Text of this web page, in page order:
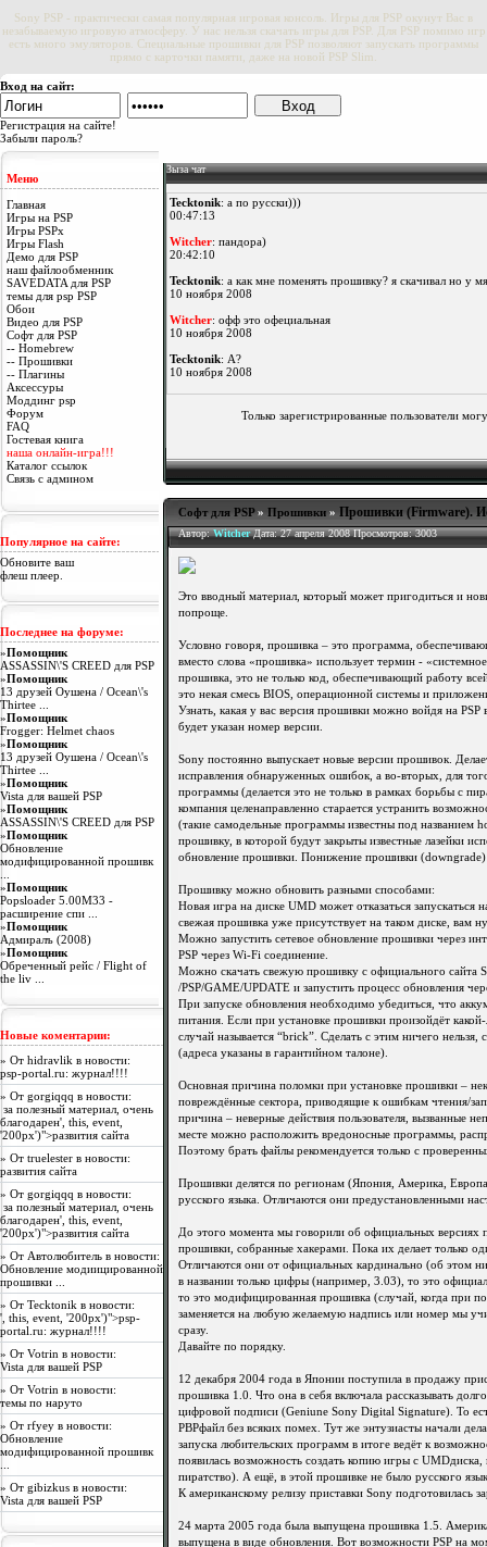
Sony PSP - практически самая популярная игровая консоль. Игры для PSP окунут Вас в
незабываемую игровую атмосферу. У нас нельзя скачать игры для PSP. Для PSP помимо игр
есть много эмуляторов. Специальные прошивки для PSP позволяют запускать программы
прямо с карточки памяти, даже на новой PSP Slim.
Вход на сайт:
Регистрация на сайте!
Забыли пароль?
Меню
Главная
Игры на PSP
Игры PSPx
Игры Flash
Демо для PSP
наш файлообменник
SAVEDATA для PSP
темы для psp PSP
Обои
Видео для PSP
Софт для PSP
-- Homebrew
-- Прошивки
-- Плагины
Аксессуры
Моддинг psp
Форум
FAQ
Гостевая книга
наша онлайн-игра!!!
Каталог ссылок
Связь с админом
Популярное на сайте:
Обновите ваш
флеш плеер.
Последнее на форуме:
»Помощник
ASSASSIN\'S CREED для PSP
»Помощник
13 друзей Оушена / Ocean\'s
Thirtee ...
»Помощник
Frogger: Helmet chaos
»Помощник
13 друзей Оушена / Ocean\'s
Thirtee ...
»Помощник
Vista для вашей PSP
»Помощник
ASSASSIN\'S CREED для PSP
»Помощник
Обновление
модифицированной прошивк
»Помощник
Popsloader 5.00M33 -
расширение спи ...
»Помощник
Адмиралъ (2008)
»Помощник
Обреченный рейс / Flight of
the liv ...
Новые коментарии:
» От hidravlik в новости:
psp-portal.ru: журнал!!!!
» От gorgiqqq в новости:
за полезный материал, очень
благодарен', this, event,
'200px')">развития сайта
» От truelester в новости:
развития сайта
» От gorgiqqq в новости:
за полезный материал, очень
благодарен', this, event,
'200px')">развития сайта
» От Автолюбитель в новости:
Обновление модиицированной
прошивки ...
» От Tecktonik в новости:
', this, event, '200px')">psp-
portal.ru: журнал!!!!
» От Votrin в новости:
Vista для вашей PSP
» От Votrin в новости:
темы по наруто
» От rfyey в новости:
Обновление
модифицированной прошивк
» От gibizkus в новости:
Vista для вашей PSP
Зыза чат
Tecktonik: а по русски)))
00:47:13
Witcher: пандора)
20:42:10
Tecktonik: а как мне поменять прошивку? я скачивал но у
10 ноября 2008
Witcher: офф это офециальная
10 ноября 2008
Tecktonik: А?
10 ноября 2008
купчино: всем привет а где можно скачать много игор в
9 ноября 2008
Tecktonik: Что значит офф?
9 ноября 2008
Witcher: всем ку!!! У меня щяс совершенно нету времени,
9 ноября 2008
NightFox
9 ноября 2008
жжженяяя: что такоке homebrew?
9 ноября 2008
game кидаю эту тему загружаю psp ну в настройки
подскажите пож !)
Tecktonik: Смысле?
8 ноября 2008
Witcher: у тя офф
Tecktonik: Почему мне пишет в псп что файл повреждён?
7 ноября 2008
Только зарегистрированные пользователи
Софт для PSP» Прошивки » Прошивки (Firmware).
Автор:WitcherДата: 27 апреля 2008 Просмотров: 3003
Это вводный материал, который может пригодиться и
попроще.
Условно говоря, прошивка – это программа,
вместо слова «прошивка» использует термин -
прошивка, это не только код, обеспечивающий работу
это некая смесь BIOS, операционной системы и
Узнать, какая у вас версия прошивки можно войдя на
будет указан номер версии.
Sony постоянно выпускает новые версии прошивок.
исправления обнаруженных ошибок, а во-вторых, для
программы (делается это не только в рамках борьбы с
компания целенаправленно старается устранить
(такие самодельные программы известны под названием
прошивку, в которой будут закрыты известные лазейки
обновление прошивки. Понижение прошивки (downgrade)
Прошивку можно обновить разными способами:
Новая игра на диске UMD может отказаться
свежая прошивка уже присутствует на таком диске, вам
Можно запустить сетевое обновление прошивки через
PSP через Wi-Fi соединение.
Можно скачать свежую прошивку с официального сайта
/PSP/GAME/UPDATE и запустить процесс обновления
При запуске обновления необходимо убедиться, что
питания. Если при установке прошивки произойдёт
случай называется “brick”. Сделать с этим ничего
(адреса указаны в гарантийном талоне).
Основная причина поломки при установке прошивки –
повреждённые сектора, приводящие к ошибкам чтения/
причина – неверные действия пользователя, вызванные
месте можно расположить вредоносные программы,
Поэтому брать файлы рекомендуется только с
Прошивки делятся по регионам (Япония, Америка,
русского языка. Отличаются они предустановленными
До этого момента мы говорили об официальных
прошивки, собранные хакерами. Пока их делает только
Отличаются они от официальных кардинально (об этом
в названии только цифры (например, 3.03), то это
то это модифицированная прошивка (случай, когда при
заменяется на любую желаемую надпись или номер мы
сразу.
Давайте по порядку.
12 декабря 2004 года в Японии поступила в продажу
прошивка 1.0. Что она в себя включала рассказывать
цифровой подписи (Geniune Sony Digital Signature). То
PBPфайл без всяких помех. Тут же энтузиасты начали
запуска любительских программ в итоге ведёт к
появилась возможность создать копию игры с
пиратство). А ещё, в этой прошивке не было русского
К американскому релизу приставки Sony подготовилась
24 марта 2005 года была выпущена прошивка 1.5.
выпущена в виде обновления. Вот возможности PSP на